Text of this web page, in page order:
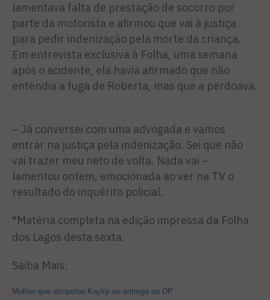
lamentava falta de prestação de socorro por
parte da motorista e afirmou que vai à justiça
para pedir indenização pela morte da criança.
Em entrevista exclusiva à Folha, uma semana
após o acidente, ela havia afirmado que não
entendia a fuga de Roberta, mas que a perdoava.
– Já conversei com uma advogada e vamos
entrar na justiça pela indenização. Sei que não
vai trazer meu neto de volta. Nada vai –
lamentou ontem, emocionada ao ver na TV o
resultado do inquérito policial.
*Matéria completa na edição impressa da Folha
dos Lagos desta sexta.
Saiba Mais:
Mulher que atropelou Kayky se entrega na DP